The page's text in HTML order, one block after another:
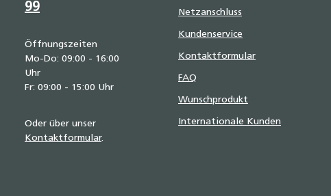
99
Öffnungszeiten
Mo-Do: 09:00 - 16:00
Uhr
Fr: 09:00 - 15:00 Uhr
Oder über unser
Kontaktformular.
Netzanschluss
Kundenservice
Kontaktformular
FAQ
Wunschprodukt
Internationale Kunden